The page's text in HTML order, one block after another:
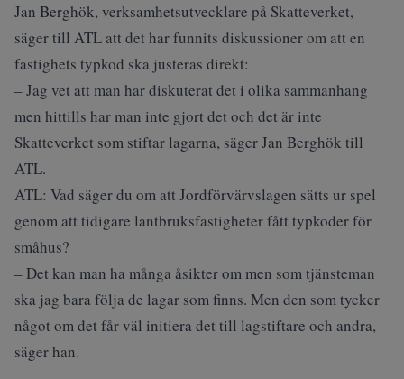
Jan Berghök, verksamhetsutvecklare på Skatteverket,
säger till ATL att det har funnits diskussioner om att en
fastighets typkod ska justeras direkt:
– Jag vet att man har diskuterat det i olika sammanhang
men hittills har man inte gjort det och det är inte
Skatteverket som stiftar lagarna, säger Jan Berghök till
ATL.
ATL: Vad säger du om att Jordförvärvslagen sätts ur spel
genom att tidigare lantbruksfastigheter fått typkoder för
småhus?
– Det kan man ha många åsikter om men som tjänsteman
ska jag bara följa de lagar som finns. Men den som tycker
något om det får väl initiera det till lagstiftare och andra,
säger han.